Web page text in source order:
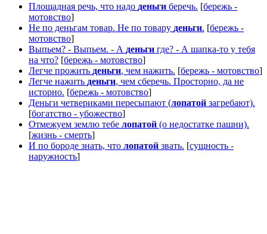
Площадная речь, что надо деньги беречь. [бережь -
мотовство]
Не по деньгам товар. Не по товару деньги. [бережь -
мотовство]
Выпьем? - Выпьем. - А деньги где? - А шапка-то у тебя
на что? [бережь - мотовство]
Легче прожить деньги, чем нажить. [бережь - мотовство]
Легче нажить деньги, чем сберечь. Просторно, да не
исторно. [бережь - мотовство]
Деньги четвериками пересыпают (лопатой загребают).
[богатство - убожество]
Отмежуем землю тебе лопатой (о недостатке пашни).
[жизнь - смерть]
И по бороде знать, что лопатой звать. [сущность -
наружность]